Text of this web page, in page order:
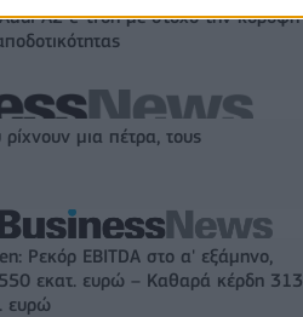
A2 e-tron με στόχο την κορυφή
μια πέτρα, τους
Ρεκόρ EBITDA στο α' εξάμηνο,
εκατ. ευρώ – Καθαρά κέρδη 313
ευρώ